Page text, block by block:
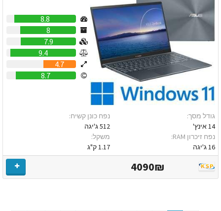
8.8
8
7.9
9.4
4.7
8.7
גודל מסך:
14 אינץ'
נפח זיכרון RAM:
16 ג'יגה
נפח כונן קשיח:
512 ג'יגה
משקל:
1.17 ק"ג
4090₪